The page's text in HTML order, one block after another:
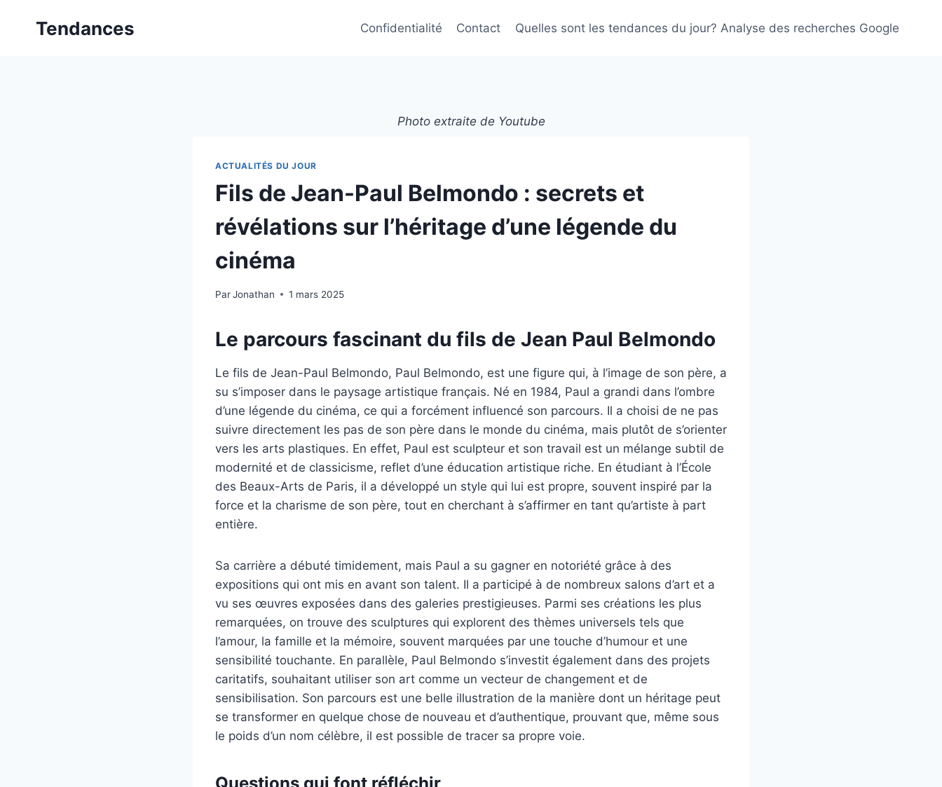
Tendances Confidentialité Contact Quelles sont les tendances du jour? Analyse des recherches Google
Photo extraite de Youtube
ACTUALITÉS DU JOUR
Fils de Jean-Paul Belmondo : secrets et
révélations sur l’héritage d’une légende du
cinéma
ParJonathan 1 mars 2025
Le parcours fascinant du fils de Jean Paul Belmondo
Le fils de Jean-Paul Belmondo, Paul Belmondo, est une figure qui, à l’image de son père, a
su s’imposer dans le paysage artistique français. Né en 1984, Paul a grandi dans l’ombre
d’une légende du cinéma, ce qui a forcément influencé son parcours. Il a choisi de ne pas
suivre directement les pas de son père dans le monde du cinéma, mais plutôt de s’orienter
vers les arts plastiques. En effet, Paul est sculpteur et son travail est un mélange subtil de
modernité et de classicisme, reflet d’une éducation artistique riche. En étudiant à l’École
des Beaux-Arts de Paris, il a développé un style qui lui est propre, souvent inspiré par la
force et la charisme de son père, tout en cherchant à s’affirmer en tant qu’artiste à part
entière.
Sa carrière a débuté timidement, mais Paul a su gagner en notoriété grâce à des
expositions qui ont mis en avant son talent. Il a participé à de nombreux salons d’art et a
vu ses œuvres exposées dans des galeries prestigieuses. Parmi ses créations les plus
remarquées, on trouve des sculptures qui explorent des thèmes universels tels que
l’amour, la famille et la mémoire, souvent marquées par une touche d’humour et une
sensibilité touchante. En parallèle, Paul Belmondo s’investit également dans des projets
caritatifs, souhaitant utiliser son art comme un vecteur de changement et de
sensibilisation. Son parcours est une belle illustration de la manière dont un héritage peut
se transformer en quelque chose de nouveau et d’authentique, prouvant que, même sous
le poids d’un nom célèbre, il est possible de tracer sa propre voie.
Questions qui font réfléchir